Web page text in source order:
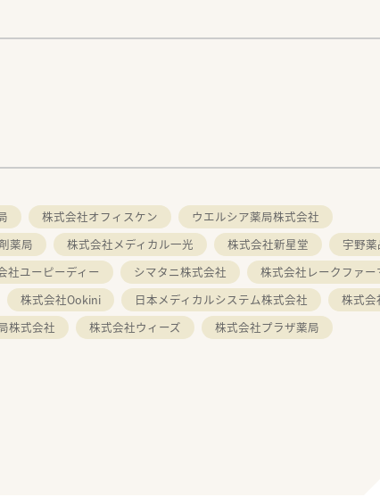
株式会社オフィスケン
ウエルシア薬局株式会社
薬局 株式会社メディカル一光 株式会社新星堂
宇野
社ユーピーディー シマタニ株式会社
株式会社レークファー
株式会社Ookini 日本メディカルシステム株式会社
株式会
株式会社 株式会社ウィーズ 株式会社プラザ薬局